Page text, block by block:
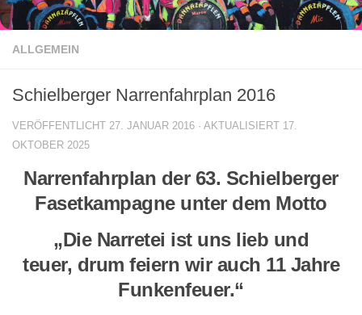
ALLGEMEIN
Schielberger Narrenfahrplan 2016
VERÖFFENTLICHT 27. JANUAR 2016 · AKTUALISIERT 17.
OKTOBER 2025
Narrenfahrplan der 63. Schielberger
Fasetkampagne unter dem Motto
„Die Narretei ist uns lieb und
teuer, drum feiern wir auch 11 Jahre
Funkenfeuer.“